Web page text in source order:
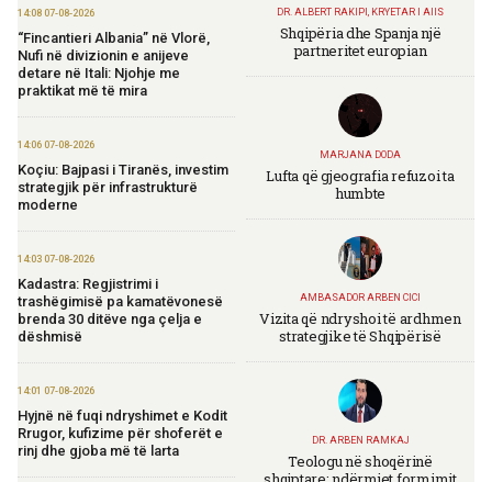
14:08 07-08-2026
“Fincantieri Albania” në Vlorë,
Nufi në divizionin e anijeve
detare në Itali: Njohje me
praktikat më të mira
14:06 07-08-2026
Koçiu: Bajpasi i Tiranës, investim
strategjik për infrastrukturë
moderne
14:03 07-08-2026
Kadastra: Regjistrimi i
trashëgimisë pa kamatëvonesë
brenda 30 ditëve nga çelja e
dëshmisë
14:01 07-08-2026
Hyjnë në fuqi ndryshimet e Kodit
Rrugor, kufizime për shoferët e
rinj dhe gjoba më të larta
DR. ALBERT RAKIPI, KRYETAR I AIIS
Shqipëria dhe Spanja një
partneritet europian
MARJANA DODA
Lufta që gjeografia refuzoi ta
humbte
AMBASADOR ARBEN CICI
Vizita që ndryshoi të ardhmen
strategjike të Shqipërisë
DR. ARBEN RAMKAJ
Teologu në shoqërinë